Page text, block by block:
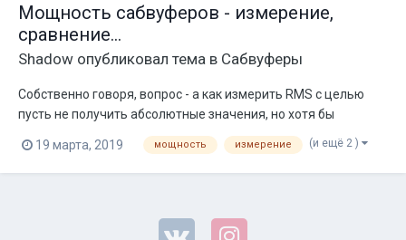
Мощность сабвуферов - измерение,
сравнение...
Shadow опубликовал тема в Сабвуферы
Собственно говоря, вопрос - а как измерить RMS с целью
пусть не получить абсолютные значения, но хотя бы
сравнить? Мы пробовали измерять синусом. Пробовали
синусы на Fs, пробовали синусы на Zmin, пробовали средний,
пробовали одинаковый для всех. Тут можно и не измерять
19 марта, 2019 мощность измерение (и ещё 2 )